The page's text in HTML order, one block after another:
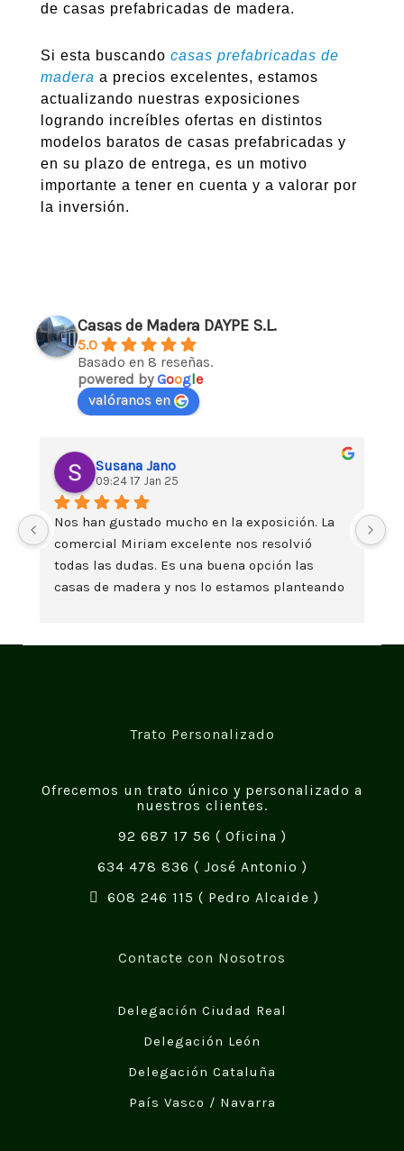
de casas prefabricadas de madera.
Si esta buscando casas prefabricadas de
madera a precios excelentes, estamos
actualizando nuestras exposiciones
logrando increíbles ofertas en distintos
modelos baratos de casas prefabricadas y
en su plazo de entrega, es un motivo
importante a tener en cuenta y a valorar por
la inversión.
Casas de Madera DAYPE S.L.
5.0
Basado en 8 reseñas.
powered byGoogle
valóranos en
Susana Jano
09:24 17 Jan 25
Nos han gustado mucho en la exposición. La
comercial Miriam excelente nos resolvió
todas las dudas. Es una buena opción las
casas de madera y nos lo estamos planteando
Trato Personalizado
Ofrecemos un trato único y personalizado a
nuestros clientes.
92 687 17 56 ( Oficina )
634 478 836 ( José Antonio )
608 246 115 ( Pedro Alcaide )
Contacte con Nosotros
Delegación Ciudad Real
Delegación León
Delegación Cataluña
País Vasco / Navarra